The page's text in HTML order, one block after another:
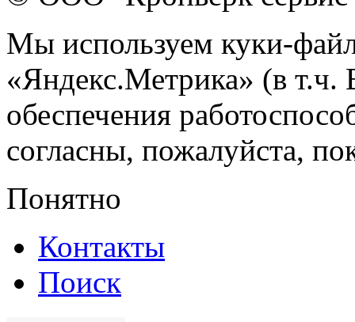
Мы используем куки-
«Яндекс.Метрика» (в т.ч.
обеспечения
согласны, пожалуйста,
Понятно
Контакты
Поиск